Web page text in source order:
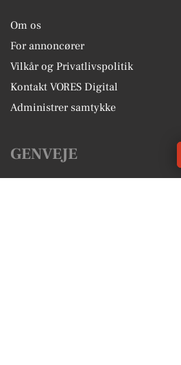
Om os
For annoncører
Vilkår og Privatlivspolitik
Kontakt VORES Digital
Administrer samtykke
GENVEJE